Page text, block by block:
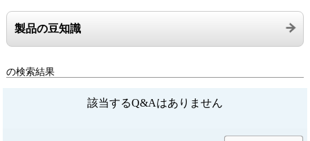
製品の豆知識
の検索結果
該当するQ&Aはありません